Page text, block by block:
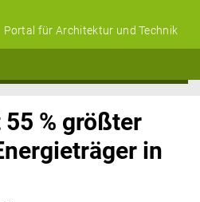
Portal für Architektur und Technik
% größter
in